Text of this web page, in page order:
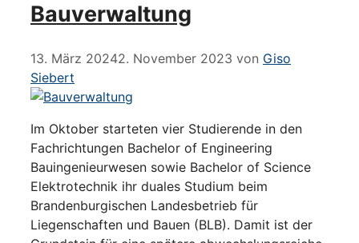
Bauverwaltung
13. März 20242. November 2023 von Giso
Siebert
Im Oktober starteten vier Studierende in den
Fachrichtungen Bachelor of Engineering
Bauingenieurwesen sowie Bachelor of Science
Elektrotechnik ihr duales Studium beim
Brandenburgischen Landesbetrieb für
Liegenschaften und Bauen (BLB). Damit ist der